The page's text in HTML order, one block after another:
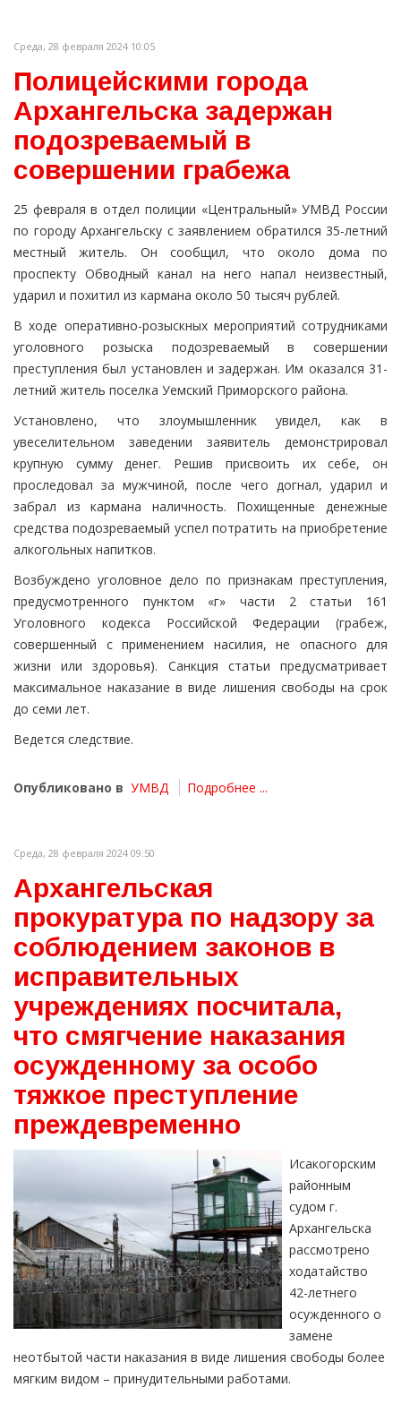
Среда, 28 февраля 2024 10:05
Полицейскими города
Архангельска задержан
подозреваемый в
совершении грабежа
25 февраля в отдел полиции «Центральный» УМВД России
по городу Архангельску с заявлением обратился 35-летний
местный житель. Он сообщил, что около дома по
проспекту Обводный канал на него напал неизвестный,
ударил и похитил из кармана около 50 тысяч рублей.
В ходе оперативно-розыскных мероприятий сотрудниками
уголовного розыска подозреваемый в совершении
преступления был установлен и задержан. Им оказался 31-
летний житель поселка Уемский Приморского района.
Установлено, что злоумышленник увидел, как в
увеселительном заведении заявитель демонстрировал
крупную сумму денег. Решив присвоить их себе, он
проследовал за мужчиной, после чего догнал, ударил и
забрал из кармана наличность. Похищенные денежные
средства подозреваемый успел потратить на приобретение
алкогольных напитков.
Возбуждено уголовное дело по признакам преступления,
предусмотренного пунктом «г» части 2 статьи 161
Уголовного кодекса Российской Федерации (грабеж,
совершенный с применением насилия, не опасного для
жизни или здоровья). Санкция статьи предусматривает
максимальное наказание в виде лишения свободы на срок
до семи лет.
Ведется следствие.
Опубликовано в УМВД Подробнее ...
Среда, 28 февраля 2024 09:50
Архангельская
прокуратура по надзору за
соблюдением законов в
исправительных
учреждениях посчитала,
что смягчение наказания
осужденному за особо
тяжкое преступление
преждевременно
Исакогорским
районным
судом г.
Архангельска
рассмотрено
ходатайство
42-летнего
осужденного о
замене
неотбытой части наказания в виде лишения свободы более
мягким видом – принудительными работами.